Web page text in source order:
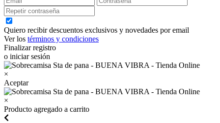
Quiero recibir descuentos exclusivos y novedades por email
Ver los términos y condiciones
Finalizar registro
o iniciar sesión
×
Aceptar
×
Producto agregado a carrito